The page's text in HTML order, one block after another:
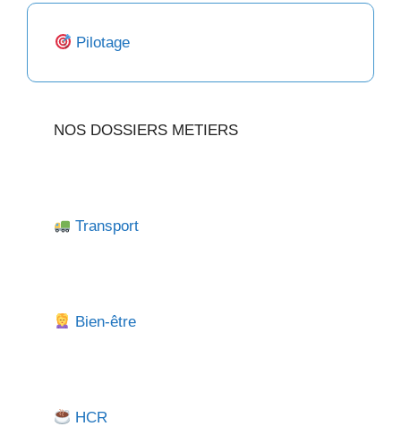
Pilotage
NOS DOSSIERS METIERS
Transport
Bien-être
HCR